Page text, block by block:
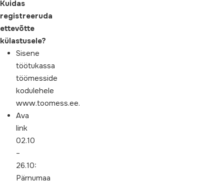
Kuidas
registreeruda
ettevõtte
külastusele?
Sisene
töötukassa
töömesside
kodulehele
www.toomess.ee.
Ava
link
02.10
–
26.10:
Pärnumaa